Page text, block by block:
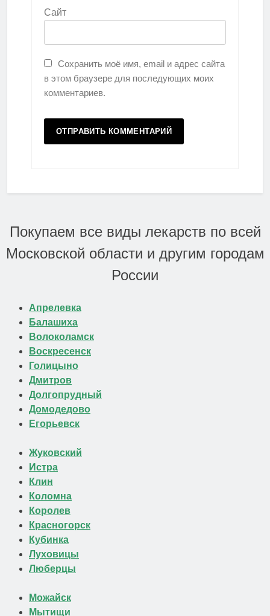
Сайт
Сохранить моё имя, email и адрес сайта
в этом браузере для последующих моих
комментариев.
Покупаем все виды лекарств по всей
Московской области и другим городам
России
Апрелевка
Балашиха
Волоколамск
Воскресенск
Голицыно
Дмитров
Долгопрудный
Домодедово
Егорьевск
Жуковский
Истра
Клин
Коломна
Королев
Красногорск
Кубинка
Луховицы
Люберцы
Можайск
Мытищи